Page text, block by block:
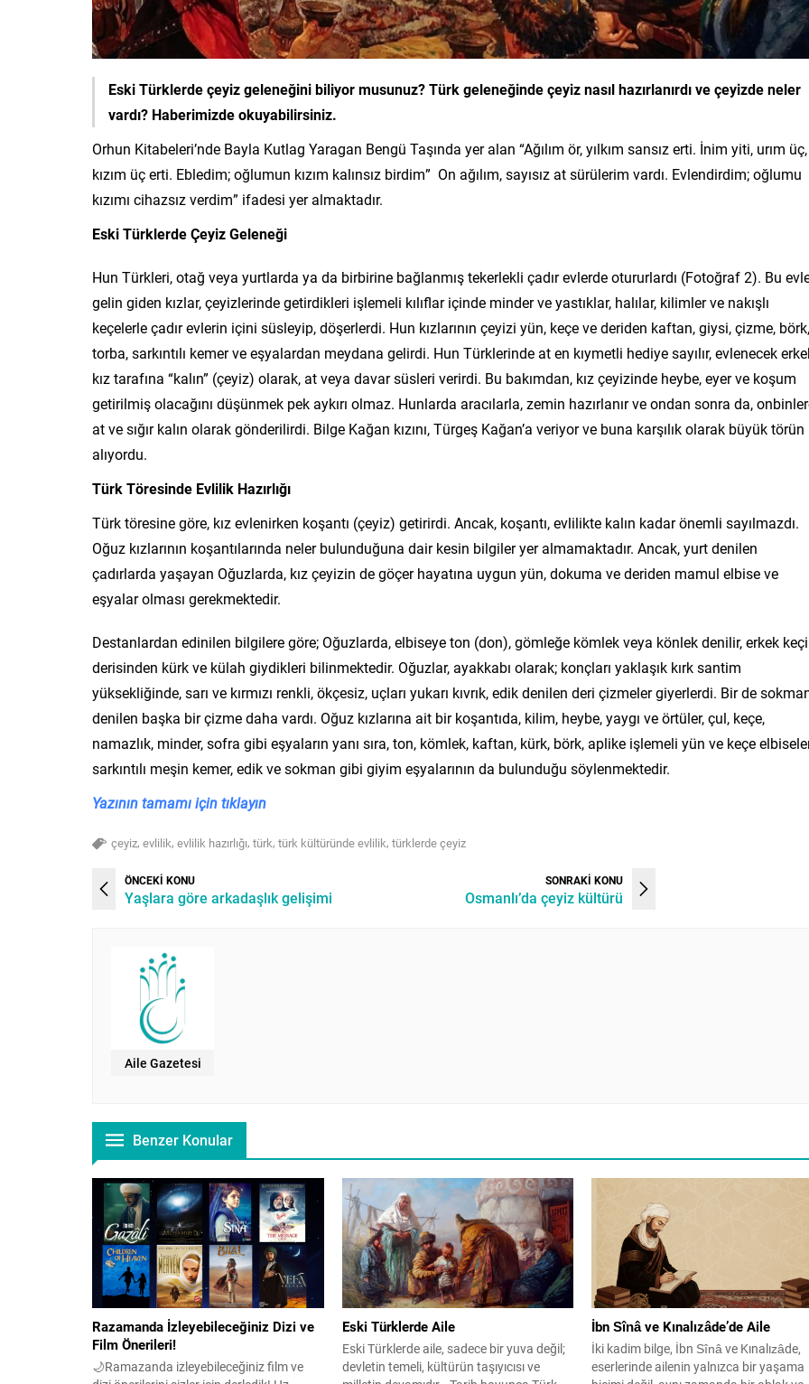
Eski Türklerde çeyiz geleneğini biliyor musunuz? Türk geleneğinde çeyiz nasıl hazırlanırdı ve çeyizde neler
vardı? Haberimizde okuyabilirsiniz.
Orhun Kitabeleri’nde Bayla Kutlag Yaragan Bengü Taşında yer alan “Ağılım ör, yılkım sansız erti. İnim yiti, urım üç,
kızım üç erti. Ebledim; oğlumun kızım kalınsız birdim” On ağılım, sayısız at sürülerim vardı. Evlendirdim; oğlumu
kızımı cihazsız verdim” ifadesi yer almaktadır.
Eski Türklerde Çeyiz Geleneği
Hun Türkleri, otağ veya yurtlarda ya da birbirine bağlanmış tekerlekli çadır evlerde otururlardı (Fotoğraf 2). Bu
gelin giden kızlar, çeyizlerinde getirdikleri işlemeli kılıflar içinde minder ve yastıklar, halılar, kilimler ve nakışlı
keçelerle çadır evlerin içini süsleyip, döşerlerdi. Hun kızlarının çeyizi yün, keçe ve deriden kaftan, giysi, çizme, börk,
torba, sarkıntılı kemer ve eşyalardan meydana gelirdi. Hun Türklerinde at en kıymetli hediye sayılır, evlenecek
kız tarafına “kalın” (çeyiz) olarak, at veya davar süsleri verirdi. Bu bakımdan, kız çeyizinde heybe, eyer ve koşum
getirilmiş olacağını düşünmek pek aykırı olmaz. Hunlarda aracılarla, zemin hazırlanır ve ondan sonra da,
at ve sığır kalın olarak gönderilirdi. Bilge Kağan kızını, Türgeş Kağan’a veriyor ve buna karşılık olarak büyük törün
alıyordu.
Türk Töresinde Evlilik Hazırlığı
Türk töresine göre, kız evlenirken koşantı (çeyiz) getirirdi. Ancak, koşantı, evlilikte kalın kadar önemli sayılmazdı.
Oğuz kızlarının koşantılarında neler bulunduğuna dair kesin bilgiler yer almamaktadır. Ancak, yurt denilen
çadırlarda yaşayan Oğuzlarda, kız çeyizin de göçer hayatına uygun yün, dokuma ve deriden mamul elbise ve
eşyalar olması gerekmektedir.
Destanlardan edinilen bilgilere göre; Oğuzlarda, elbiseye ton (don), gömleğe kömlek veya könlek denilir, erkek keçi
derisinden kürk ve külah giydikleri bilinmektedir. Oğuzlar, ayakkabı olarak; konçları yaklaşık kırk santim
yüksekliğinde, sarı ve kırmızı renkli, ökçesiz, uçları yukarı kıvrık, edik denilen deri çizmeler giyerlerdi. Bir de
denilen başka bir çizme daha vardı. Oğuz kızlarına ait bir koşantıda, kilim, heybe, yaygı ve örtüler, çul, keçe,
namazlık, minder, sofra gibi eşyaların yanı sıra, ton, kömlek, kaftan, kürk, börk, aplike işlemeli yün ve keçe
sarkıntılı meşin kemer, edik ve sokman gibi giyim eşyalarının da bulunduğu söylenmektedir.
Yazının tamamı için tıklayın
çeyiz, evlilik, evlilik hazırlığı, türk, türk kültüründe evlilik, türklerde çeyiz
ÖNCEKİ KONU
Yaşlara göre arkadaşlık gelişimi
SONRAKİ KONU
Osmanlı’da çeyiz kültürü
Aile Gazetesi
Benzer Konular
Razamanda İzleyebileceğiniz Dizi ve
Film Önerileri!
🌙Ramazanda izleyebileceğiniz film ve
Eski Türklerde Aile
Eski Türklerde aile, sadece bir yuva değil;
devletin temeli, kültürün taşıyıcısı ve
İbn Sînâ ve Kınalızâde’de Aile
İki kadim bilge, İbn Sînâ ve Kınalızâde,
eserlerinde ailenin yalnızca bir yaşama